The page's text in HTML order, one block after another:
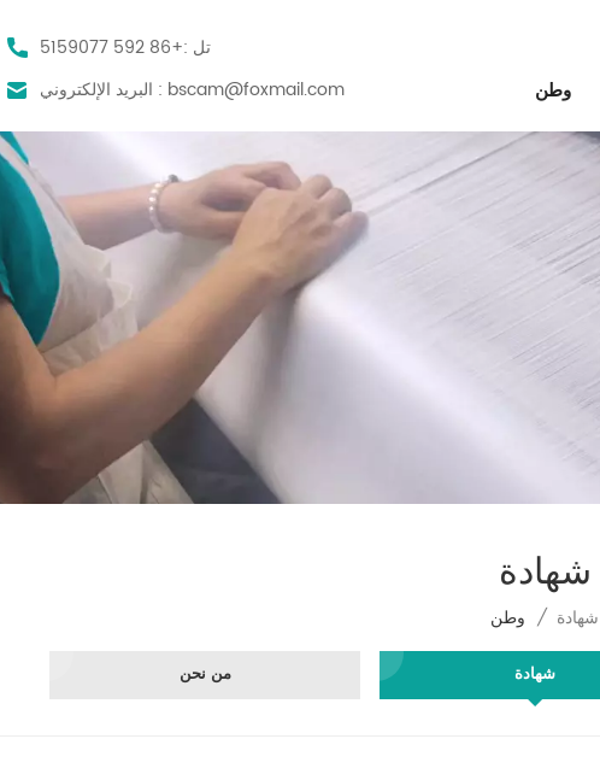
تل :+86 592 5159077
البريد الإلكتروني : bscam@foxmail.com وطن
شهادة
وطن / شهادة
من نحن شهادة